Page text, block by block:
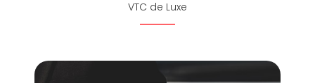
VTC de Luxe